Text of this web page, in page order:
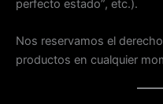
perfecto estado”, etc.).
Nos reservamos el
productos en cualquier